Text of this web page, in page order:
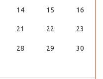
14 15 16
21 22 23
28 29 30